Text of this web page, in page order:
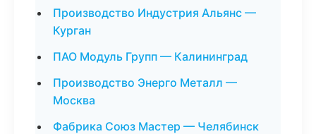
Производство Индустрия Альянс —
Курган
ПАО Модуль Групп — Калининград
Производство Энерго Металл —
Москва
Фабрика Союз Мастер — Челябинск